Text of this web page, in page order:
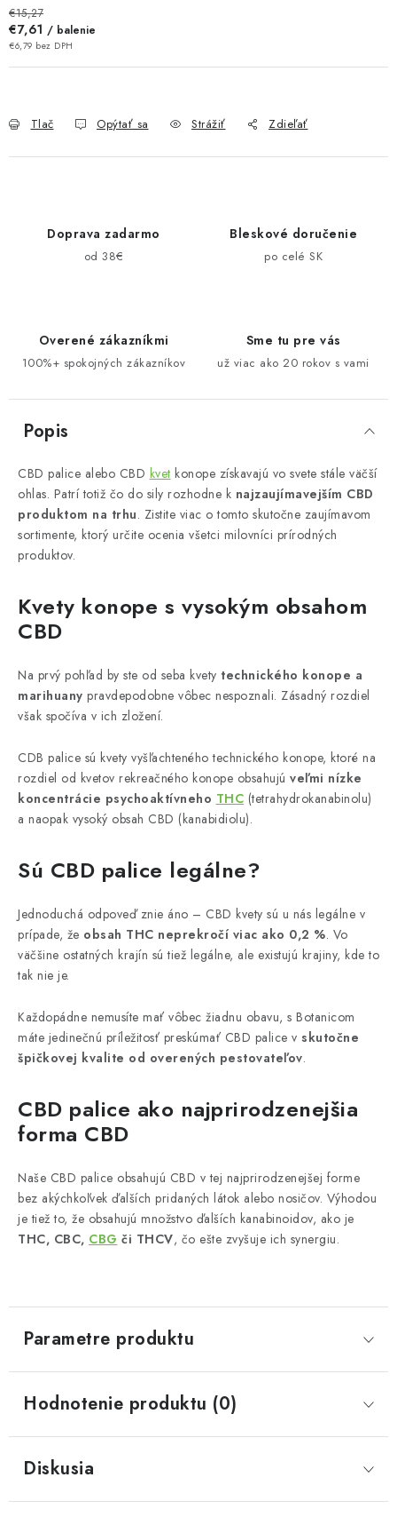
€15,27
€7,61 / balenie
€6,79 bez DPH
Tlač Opýtať sa Strážiť Zdieľať
Doprava zadarmo
od 38€
Bleskové doručenie
po celé SK
Overené zákazníkmi
100%+ spokojných zákazníkov
Sme tu pre vás
už viac ako 20 rokov s vami
Popis
CBD palice alebo CBD kvet konope získavajú vo svete stále väčší
ohlas. Patrí totiž čo do sily rozhodne k najzaujímavejším CBD
produktom na trhu. Zistite viac o tomto skutočne zaujímavom
sortimente, ktorý určite ocenia všetci milovníci prírodných
produktov.
Kvety konope s vysokým obsahom
CBD
Na prvý pohľad by ste od seba kvety technického konope a
marihuany pravdepodobne vôbec nespoznali. Zásadný rozdiel
však spočíva v ich zložení.
CDB palice sú kvety vyšľachteného technického konope, ktoré na
rozdiel od kvetov rekreačného konope obsahujú veľmi nízke
koncentrácie psychoaktívneho THC (tetrahydrokanabinolu)
a naopak vysoký obsah CBD (kanabidiolu).
Sú CBD palice legálne?
Jednoduchá odpoveď znie áno – CBD kvety sú u nás legálne v
prípade, že obsah THC neprekročí viac ako 0,2 %. Vo
väčšine ostatných krajín sú tiež legálne, ale existujú krajiny, kde to
tak nie je.
Každopádne nemusíte mať vôbec žiadnu obavu, s Botanicom
máte jedinečnú príležitosť preskúmať CBD palice v skutočne
špičkovej kvalite od overených pestovateľov.
CBD palice ako najprirodzenejšia
forma CBD
Naše CBD palice obsahujú CBD v tej najprirodzenejšej forme
bez akýchkoľvek ďalších pridaných látok alebo nosičov. Výhodou
je tiež to, že obsahujú množstvo ďalších kanabinoidov, ako je
THC, CBC, CBG či THCV, čo ešte zvyšuje ich synergiu.
Parametre produktu
Hodnotenie produktu (0)
Diskusia